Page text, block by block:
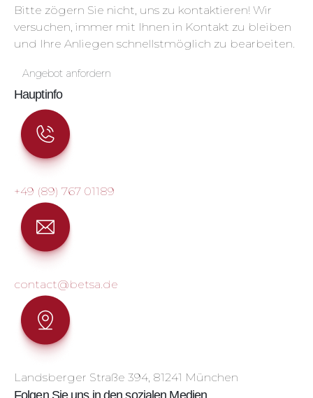
Bitte zögern Sie nicht, uns zu kontaktieren! Wir
versuchen, immer mit Ihnen in Kontakt zu bleiben
und Ihre Anliegen schnellstmöglich zu bearbeiten.
Angebot anfordern
Hauptinfo
+49 (89) 767 01189
contact@betsa.de
Landsberger Straße 394, 81241 München
Folgen Sie uns in den sozialen Medien